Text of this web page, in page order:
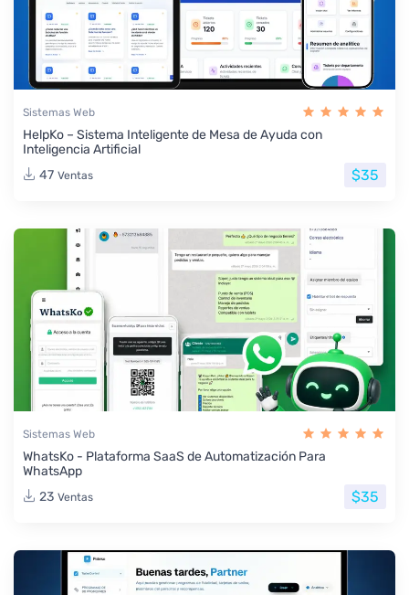
Sistemas Web
HelpKo – Sistema Inteligente de Mesa de Ayuda con
Inteligencia Artificial
47 Ventas $35
Sistemas Web
WhatsKo - Plataforma SaaS de Automatización Para
WhatsApp
23 Ventas $35